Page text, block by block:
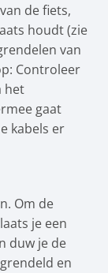
de fiets,
houdt (zie
van
Controleer
het
gaat
kabels er
Om de
je een
duw je de
en